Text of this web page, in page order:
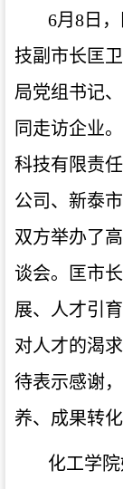
6月 8 日
技副市长匡
局党组书记
同走访企业
科技有限责
公司、新泰
双方举办了
谈会。匡市
展、人才引
对人才的渴
待表示感谢
养、成果转
化工学